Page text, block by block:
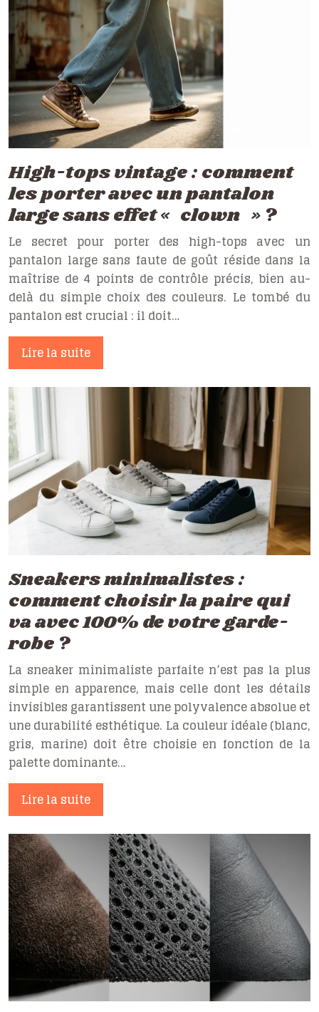
High-tops vintage : comment
les porter avec un pantalon
large sans effet « clown » ?
Le secret pour porter des high-tops avec un
pantalon large sans faute de goût réside dans la
maîtrise de 4 points de contrôle précis, bien au-
delà du simple choix des couleurs. Le tombé du
pantalon est crucial : il doit…
Lire la suite
Sneakers minimalistes :
comment choisir la paire qui
va avec 100% de votre garde-
robe ?
La sneaker minimaliste parfaite n’est pas la plus
simple en apparence, mais celle dont les détails
invisibles garantissent une polyvalence absolue et
une durabilité esthétique. La couleur idéale (blanc,
gris, marine) doit être choisie en fonction de la
palette dominante…
Lire la suite